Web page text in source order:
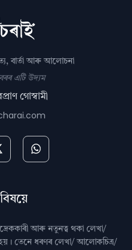
বাৰ্তা আৰু আলোচনা
এটি উদ্যম
গোস্বামী
আৰু নতুনত্ব থকা লেখা/
তেনে ধৰণৰ লেখা/ আলোকচিত্ৰ/